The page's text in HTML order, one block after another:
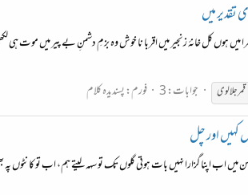
تقدیر میں
میں ہوں کل خانۂ زنجیر میں اقربا نا خوش وہ بزمِ دشمنِ بے پیر میں موت
قمرجلالوی جوابات: 3 فورم:پسندیدہ کلام
اور چل
گزارا نہیں بات ہوتی گلوں تک تو سہہ لیتے ہم، اب تو کانٹوں پہ بھی حق